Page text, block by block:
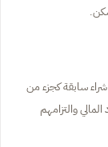
سابقة كجزء من
والتزامهم